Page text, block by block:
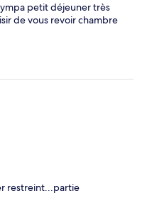
petit déjeuner très
de vous revoir chambre
restreint...partie